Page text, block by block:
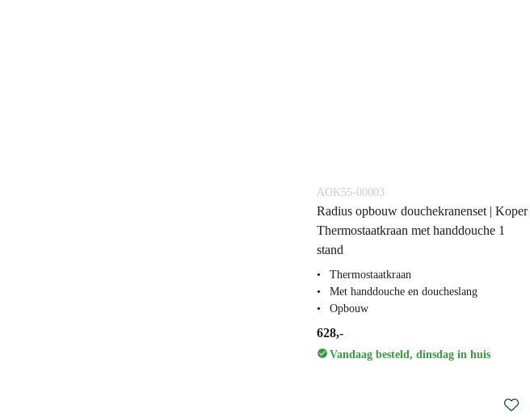
AOK55-00003
Radius opbouw douchekranenset | Koper
Thermostaatkraan met handdouche 1
stand
Thermostaatkraan
Met handdouche en doucheslang
Opbouw
628,-
Vandaag besteld, dinsdag in huis